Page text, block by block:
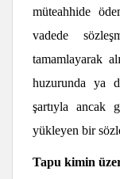
müteahhide
vadede
tamamlayarak
huzurunda ya
şartıyla ancak
yükleyen bir
Tapu kimin